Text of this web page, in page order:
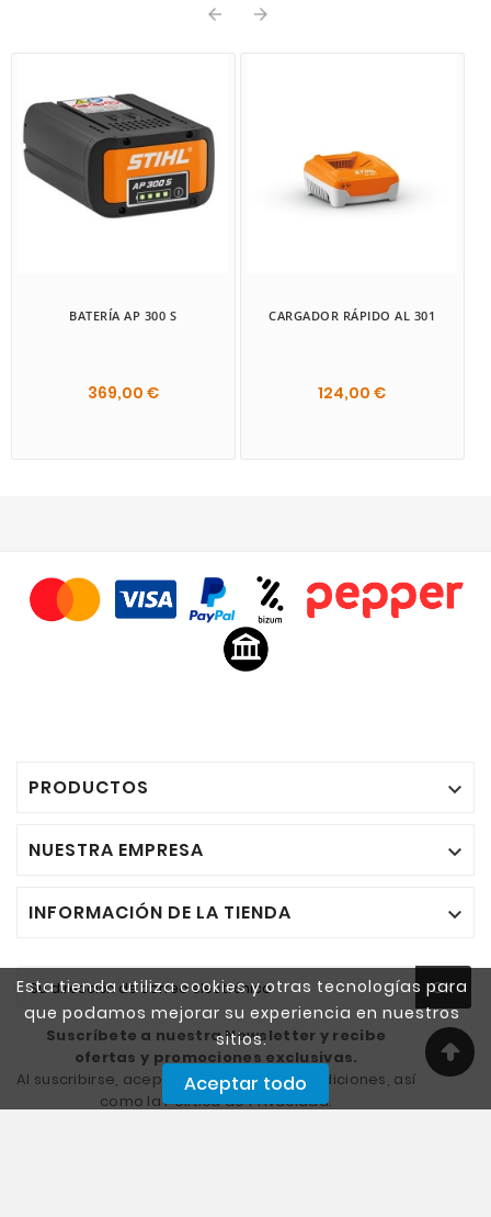
Esta tienda utiliza cookies y otras tecnologías para
que podamos mejorar su experiencia en nuestros
sitios.
Aceptar todo
 
BATERÍA AP 300 S
369,00 €
CARGADOR RÁPIDO AL 301
124,00 €
PRODUCTOS 
NUESTRA EMPRESA 
INFORMACIÓN DE LA TIENDA 
OK
Suscríbete a nuestra Newsletter y recibe
ofertas y promociones exclusivas.
Al suscribirse, acepta los Términos y Condiciones, así
como la Política de Privacidad.